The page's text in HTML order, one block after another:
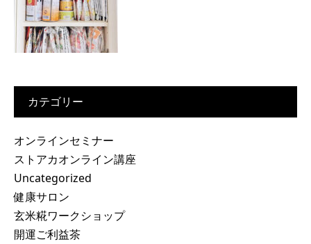
カテゴリー
オンラインセミナー
ストアカオンライン講座
Uncategorized
健康サロン
玄米糀ワークショップ
開運ご利益茶